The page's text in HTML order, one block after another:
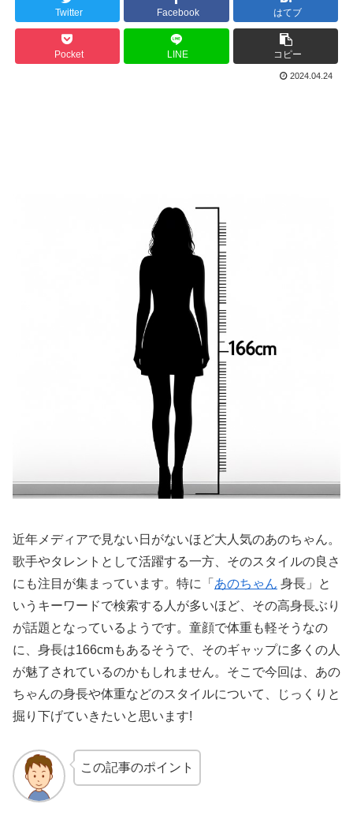
Twitter Facebook はてブ
Pocket LINE コピー
2024.04.24
近年メディアで見ない日がないほど大人気のあのちゃん。
歌手やタレントとして活躍する一方、そのスタイルの良さ
にも注目が集まっています。特に「 あのちゃん 身長」と
いうキーワードで検索する人が多いほど、その高身長ぶり
が話題となっているようです。童顔で体重も軽そうなの
に、身長は166cmもあるそうで、そのギャップに多くの人
が魅了されているのかもしれません。そこで今回は、あの
ちゃんの身長や体重などのスタイルについて、じっくりと
掘り下げていきたいと思います!
この記事のポイント